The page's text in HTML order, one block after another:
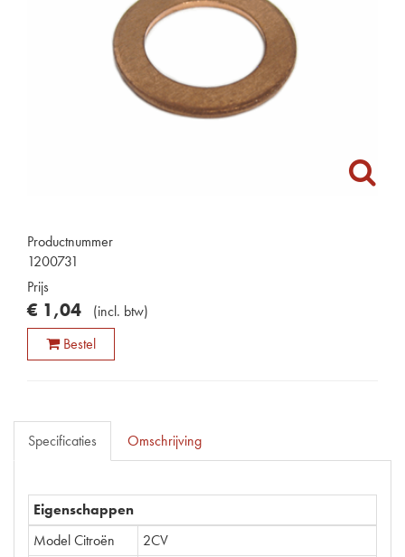
Productnummer
1200731
Prijs
€ 1,04 (incl. btw)
Bestel
Specificaties Omschrijving
Eigenschappen
Model Citroën
2CV